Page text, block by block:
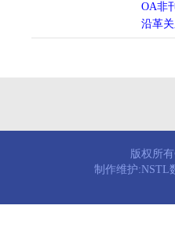
OA非
沿革
版权所
制作维护:NSTL